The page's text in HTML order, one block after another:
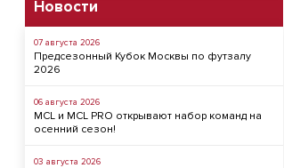
Новости
07 августа 2026
Предсезонный Кубок Москвы по футзалу
2026
06 августа 2026
MCL и MCL PRO открывают набор команд на
осенний сезон!
03 августа 2026